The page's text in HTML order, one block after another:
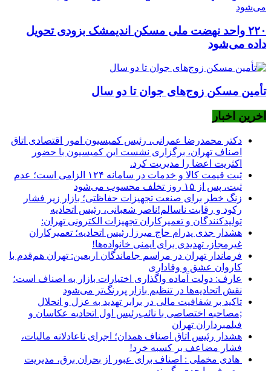
۲۲۰ واحد نهضت ملی مسکن اندیمشک بزودی تحویل
داده می‌شود
تأمین مسکن زوج‌های جوان تا دو سال
اخرین اخبار
دکتر محمدرضا عمرانی، رئیس کمیسیون امور اقتصادی اتاق
اصناف تهران، برگزاری نشست این کمیسیون با حضور
اکثریت اعضا را مدیریت کرد.
ثبت قیمت کالا و خدمات در سامانه ۱۲۴ الزامی است؛ عدم
ثبت، پس از ۱۵ روز تخلف محسوب می‌شود
زنگ خطر برای صنعت تجهیزات حفاظتی؛ بازار زیر فشار
رکود و رقابت ناسالم!ناصر شعبانی، رئیس اتحادیه
تولیدکنندگان و تعمیرکاران تجهیزات الکترونی تهران:
هشدار جدی پدرام حاج میرزا رئیس اتحادیه؛ تعمیرکاران
غیرمجاز، تهدیدی برای ایمنی خانواده‌ها!
فرماندار تهران در مراسم جاماندگان اربعین: تهران هم‌قدم با
کاروان عشق و وفاداری
عارف: دولت آماده واگذاری اختیارات بازار به اصناف است؛
نقش اتحادیه‌ها در تنظیم بازار پررنگ‌تر می‌شود
تاکید بر شفافیت مالی در برابر تهدید به عزل و انحلال
;مصاحبه اختصاصی با نائب‌رئیس اول اتحادیه عکاسان و
فیلمبرداران تهران
هشدار رئیس اتاق اصناف همدان؛ اجرای ناعادلانه مالیات،
فشار مضاعف بر کسبه خرد!
هادی مخملی : اصناف برای عبور از بحران برق، مدیریت